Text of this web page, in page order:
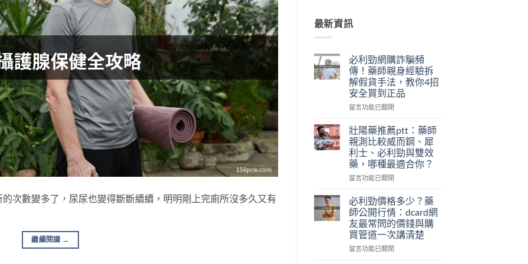
次數變多了，尿尿也變得斷斷續續，明明剛上完廁所沒多久又有
繼續閱讀 →
最新資訊
必利勁網購詐騙頻
傳！藥師親身經驗拆
解假貨手法，教你4招
安全買到正品
在
利
勁
網
購
詐
騙
傳！
藥
師
親
身
經
留言功能已關閉
壯陽藥推薦ptt：藥師
親測比較威而鋼、犀
利士、必利勁與雙效
藥，哪種最適合你？
在
陽
藥
推
薦
ptt：
藥
留言功能已關閉
必利勁價格多少？藥
師公開行情：dcard網
友最常問的價錢與購
買管道一次講清楚
在
留言功能已關閉